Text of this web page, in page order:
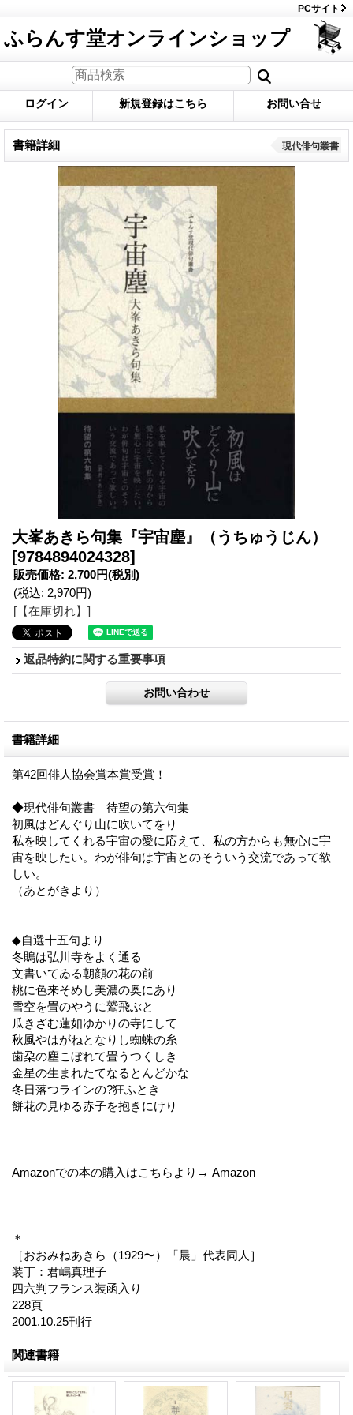
PCサイト
ふらんす堂オンラインショップ
ログイン 新規登録はこちら お問い合せ
書籍詳細 現代俳句叢書
大峯あきら句集『宇宙塵』（うちゅうじん）
[9784894024328]
販売価格: 2,700円(税別)
(税込: 2,970円)
[【在庫切れ】]
返品特約に関する重要事項
書籍詳細
第42回俳人協会賞本賞受賞！
◆現代俳句叢書 待望の第六句集
初風はどんぐり山に吹いてをり
私を映してくれる宇宙の愛に応えて、私の方からも無心に宇
宙を映したい。わが俳句は宇宙とのそういう交流であって欲
しい。
（あとがきより）
◆自選十五句より
冬鵙は弘川寺をよく通る
文書いてゐる朝顔の花の前
桃に色来そめし美濃の奥にあり
雪空を畳のやうに鷲飛ぶと
瓜きざむ蓮如ゆかりの寺にして
秋風やはがねとなりし蜘蛛の糸
歯朶の塵こぼれて畳うつくしき
金星の生まれたてなるとんどかな
冬日落つラインの?狂ふとき
餅花の見ゆる赤子を抱きにけり
Amazonでの本の購入はこちらより→ Amazon
＊
［おおみねあきら（1929〜）「晨」代表同人］
装丁：君嶋真理子
四六判フランス装函入り
228頁
2001.10.25刊行
関連書籍